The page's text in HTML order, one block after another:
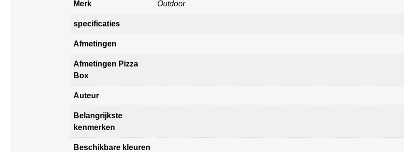
Merk Outdoor
specificaties
Afmetingen
Afmetingen Pizza
Box
Auteur
Belangrijkste
kenmerken
Beschikbare kleuren